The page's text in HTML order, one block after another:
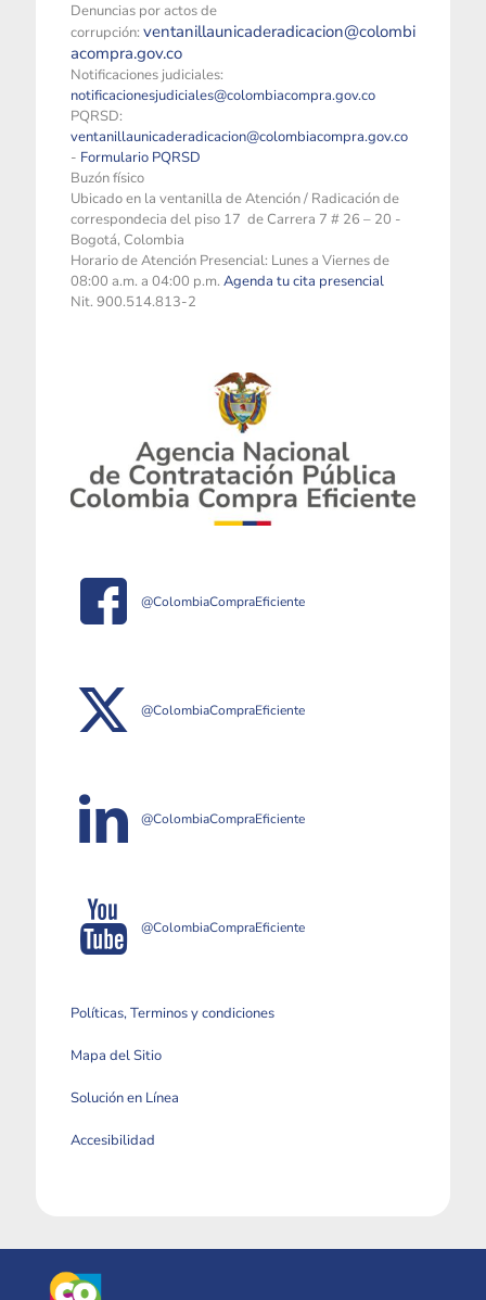
Denuncias por actos de
corrupción: ventanillaunicaderadicacion@colombi
acompra.gov.co
Notificaciones judiciales:
notificacionesjudiciales@colombiacompra.gov.co
PQRSD:
ventanillaunicaderadicacion@colombiacompra.gov.co
- Formulario PQRSD
Buzón físico
Ubicado en la ventanilla de Atención / Radicación de
correspondecia del piso 17 de Carrera 7 # 26 – 20 -
Bogotá, Colombia
Horario de Atención Presencial: Lunes a Viernes de
08:00 a.m. a 04:00 p.m. Agenda tu cita presencial
Nit. 900.514.813-2
@ColombiaCompraEficiente
@ColombiaCompraEficiente
@ColombiaCompraEficiente
@ColombiaCompraEficiente
Políticas, Terminos y condiciones
Mapa del Sitio
Solución en Línea
Accesibilidad